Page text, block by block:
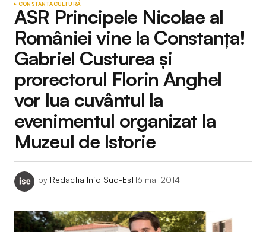
CONSTANTACULTURĂ
ASR Principele Nicolae al
României vine la Constanța!
Gabriel Custurea și
prorectorul Florin Anghel
vor lua cuvântul la
evenimentul organizat la
Muzeul de Istorie
by Redactia Info Sud-Est16 mai 2014